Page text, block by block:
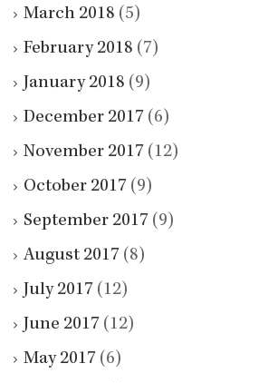
March 2018 (5)
February 2018 (7)
January 2018 (9)
December 2017 (6)
November 2017 (12)
October 2017 (9)
September 2017 (9)
August 2017 (8)
July 2017 (12)
June 2017 (12)
May 2017 (6)